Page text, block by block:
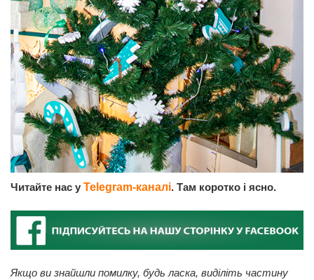
Читайте нас у Telegram-каналі. Там коротко і ясно.
Якщо ви знайшли помилку, будь ласка, виділіть частину